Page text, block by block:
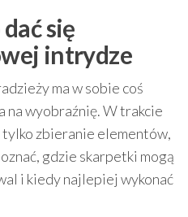
się
intrydze
ma w sobie coś
na wyobraźnię. W trakcie
tylko zbieranie elementów,
gdzie skarpetki mogą
i kiedy najlepiej wykonać